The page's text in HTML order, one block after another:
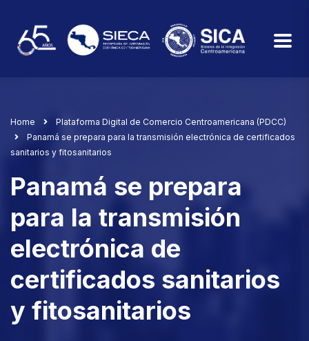
Home
Plataforma Digital de Comercio Centroamericana (PDCC)
Panamá se prepara para la transmisión electrónica de certificados
sanitarios y fitosanitarios
Panamá se prepara
para la transmisión
electrónica de
certificados sanitarios
y fitosanitarios